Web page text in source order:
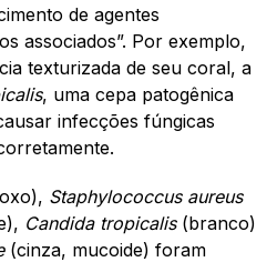
de agentes
associados”. Por exemplo,
texturizada de seu coral, a
, uma cepa patogênica
infecções fúngicas
Staphylococcus aureus
Candida tropicalis(branco)
(cinza, mucoide) foram